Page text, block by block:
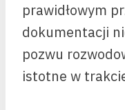
prawidłowym
dokumentacji
pozwu
istotne w